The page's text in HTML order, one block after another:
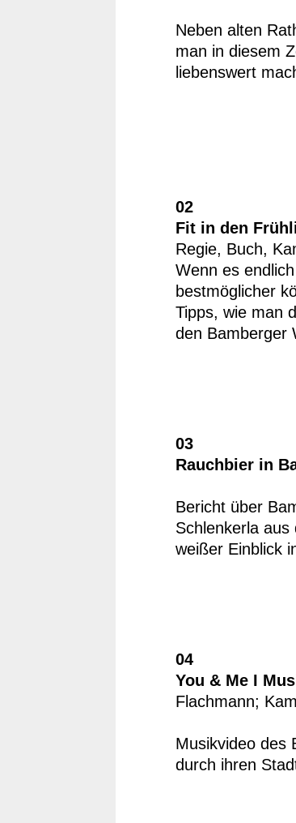
Neben alten
man in diesem
liebenswert
02
Fit in den
Regie, Buch,
Wenn es
bestmöglicher
Tipps, wie man
den Bamberger
03
Rauchbier in
Bericht über
Schlenkerla
weißer Einblick
04
You & Me I
Flachmann;
Musikvideo des
durch ihren